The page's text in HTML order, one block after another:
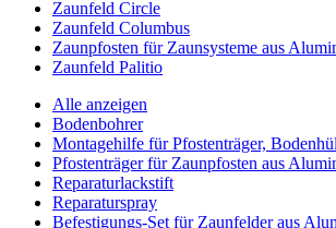
Zaunfeld Circle
Zaunfeld Columbus
Zaunpfosten für Zaunsysteme aus
Zaunfeld Palitio
Alle anzeigen
Bodenbohrer
Montagehilfe für Pfostenträger,
Pfostenträger für Zaunpfosten aus
Reparaturlackstift
Reparaturspray
Befestigungs-Set für Zaunfelder aus